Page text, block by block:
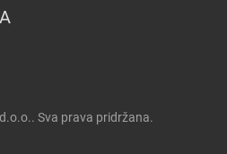
Sva prava pridržana.